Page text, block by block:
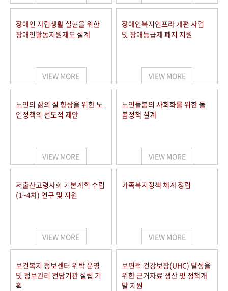
장애인 자립생활 실현을 위한
장애인활동지원제도 설계
VIEW MORE
장애인복지인프라 개편 사업
및 장애등급제 폐지 지원
VIEW MORE
노인의 삶의 질 향상을 위한 노
인정책의 선도적 제안
VIEW MORE
노인돌봄의 사회화를 위한 돌
봄정책 설계
VIEW MORE
저출산고령사회 기본계획 수립
(1~4차) 연구 및 지원
VIEW MORE
가족복지정책 체계 정립
VIEW MORE
보건복지 정보센터 위탁 운영
및 정보관리 전담기관 설립 기
획
보편적 건강보장(UHC) 달성을
위한 근거자료 생산 및 정책개
발 지원